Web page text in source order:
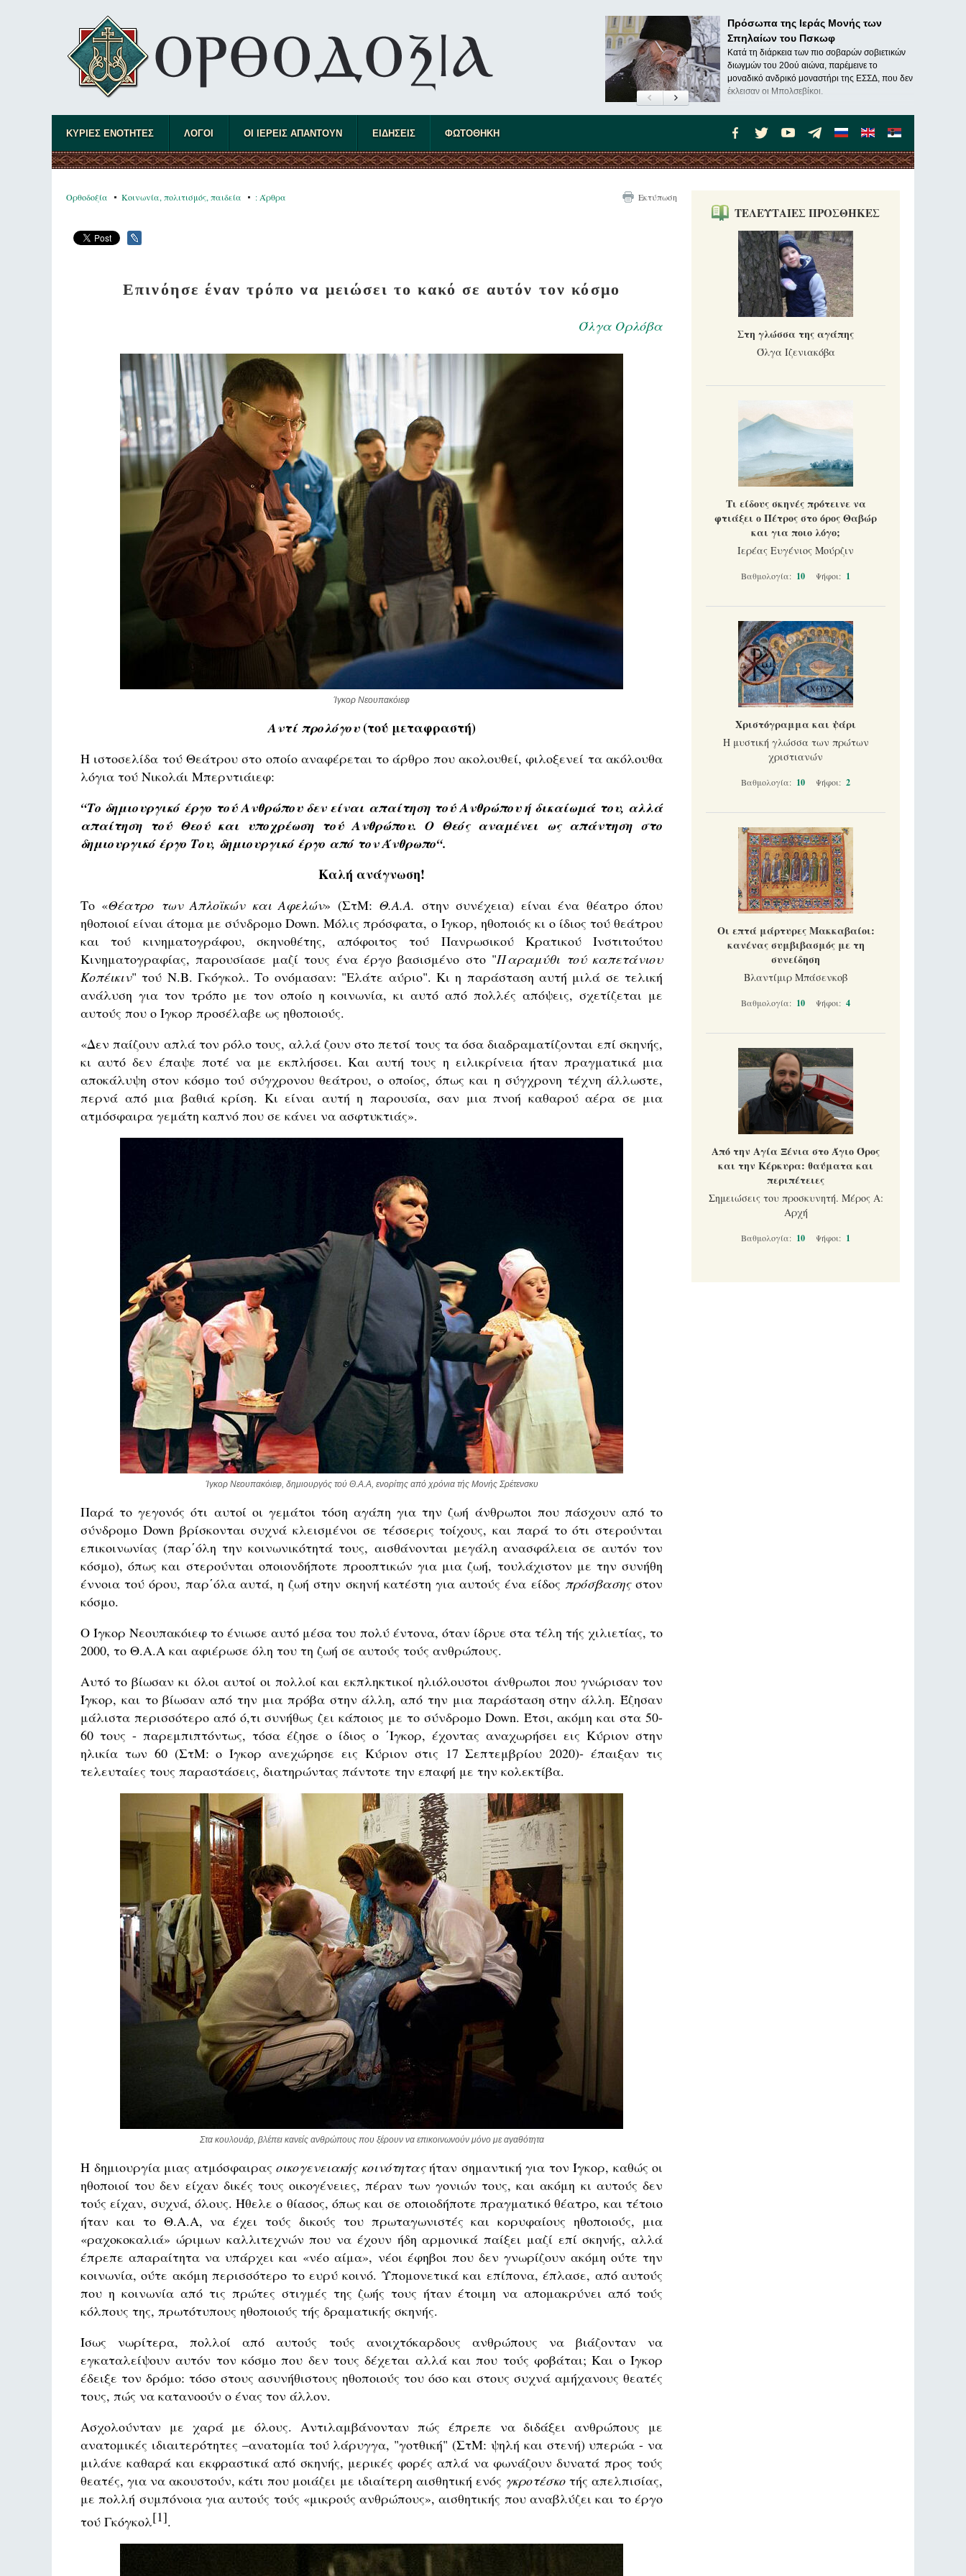
Πρόσωπα της Ιεράς Μονής των
Σπηλαίων του Πσκωφ
Κατά τη διάρκεια των πιο σοβαρών σοβιετικών
διωγμών του 20ού αιώνα, παρέμεινε το
μοναδικό ανδρικό μοναστήρι της ΕΣΣΔ, που δεν
έκλεισαν οι Μπολσεβίκοι.
ΚΥΡΙΕΣ ΕΝΟΤΗΤΕΣ ΛΟΓΟΙ ΟΙ ΙΕΡΕΙΣ ΑΠΑΝΤΟΥΝ ΕΙΔΗΣΕΙΣ ΦΩΤΟΘΗΚΗ
Ορθοδοξία Κοινωνία, πολιτισμός, παιδεία : Άρθρα Εκτύπωση
Επινόησε έναν τρόπο να μειώσει το κακό σε αυτόν τον κόσμο
Όλγα Ορλόβα
Ίγκορ Νεουπακόιεφ
Αντί προλόγου(τού μεταφραστή)
Η ιστοσελίδα τού Θεάτρου στο οποίο αναφέρεται το άρθρο που ακολουθεί, φιλοξενεί τα ακόλουθα
λόγια τού Νικολάι Μπερντιάιεφ:
“Το δημιουργικό έργο τού Ανθρώπου δεν είναι απαίτηση τού Ανθρώπου ή δικαίωμά του, αλλά
απαίτηση τού Θεού και υποχρέωση τού Ανθρώπου. Ο Θεός αναμένει ως απάντηση στο
δημιουργικό έργο Του, δημιουργικό έργο από τον Άνθρωπο“.
Καλή ανάγνωση!
Tο «Θέατρο των Απλοϊκών και Αφελών» (ΣτΜ: Θ.Α.Α. στην συνέχεια) είναι ένα θέατρο όπου
ηθοποιοί είναι άτομα με σύνδρομο Down. Μόλις πρόσφατα, ο Ίγκορ, ηθοποιός κι ο ίδιος τού θεάτρου
και τού κινηματογράφου, σκηνοθέτης, απόφοιτος τού Πανρωσικού Κρατικού Ινστιτούτου
Κινηματογραφίας, παρουσίασε μαζί τους ένα έργο βασισμένο στο "Παραμύθι τού καπετάνιου
Κοπέικιν" τού N.Β. Γκόγκολ. Το ονόμασαν: "Ελάτε αύριο". Κι η παράσταση αυτή μιλά σε τελική
ανάλυση για τον τρόπο με τον οποίο η κοινωνία, κι αυτό από πολλές απόψεις, σχετίζεται με
αυτούς που ο Ίγκορ προσέλαβε ως ηθοποιούς.
«Δεν παίζουν απλά τον ρόλο τους, αλλά ζουν στο πετσί τους τα όσα διαδραματίζονται επί σκηνής,
κι αυτό δεν έπαψε ποτέ να με εκπλήσσει. Και αυτή τους η ειλικρίνεια ήταν πραγματικά μια
αποκάλυψη στον κόσμο τού σύγχρονου θεάτρου, ο οποίος, όπως και η σύγχρονη τέχνη άλλωστε,
περνά από μια βαθιά κρίση. Κι είναι αυτή η παρουσία, σαν μια πνοή καθαρού αέρα σε μια
ατμόσφαιρα γεμάτη καπνό που σε κάνει να ασφτυκτιάς».
Ίγκορ Νεουπακόιεφ, δημιουργός τού Θ.Α.Α, ενορίτης από χρόνια τής Μονής Σρέτενσκυ
Παρά το γεγονός ότι αυτοί οι γεμάτοι τόση αγάπη για την ζωή άνθρωποι που πάσχουν από το
σύνδρομο Down βρίσκονται συχνά κλεισμένοι σε τέσσερις τοίχους, και παρά το ότι στερούνται
επικοινωνίας (παρ΄όλη την κοινωνικότητά τους, αισθάνονται μεγάλη ανασφάλεια σε αυτόν τον
κόσμο), όπως και στερούνται οποιονδήποτε προοπτικών για μια ζωή, τουλάχιστον με την συνήθη
έννοια τού όρου, παρ΄όλα αυτά, η ζωή στην σκηνή κατέστη για αυτούς ένα είδος πρόσβασηςστον
κόσμο.
Ο Ίγκορ Νεουπακόιεφ το ένιωσε αυτό μέσα του πολύ έντονα, όταν ίδρυε στα τέλη τής χιλιετίας, το
2000, το Θ.Α.Α και αφιέρωσε όλη του τη ζωή σε αυτούς τούς ανθρώπους.
Αυτό το βίωσαν κι όλοι αυτοί οι πολλοί και εκπληκτικοί ηλιόλουστοι άνθρωποι που γνώρισαν τον
Ίγκορ, και το βίωσαν από την μια πρόβα στην άλλη, από την μια παράσταση στην άλλη. Έζησαν
μάλιστα περισσότερο από ό,τι συνήθως ζει κάποιος με το σύνδρομο Down. Έτσι, ακόμη και στα 50-
60 τους - παρεμπιπτόντως, τόσα έζησε ο ίδιος ο ΄Ιγκορ, έχοντας αναχωρήσει εις Κύριον στην
ηλικία των 60 (ΣτΜ: ο Ίγκορ ανεχώρησε εις Κύριον στις 17 Σεπτεμβρίου 2020)- έπαιξαν τις
τελευταίες τους παραστάσεις, διατηρώντας πάντοτε την επαφή με την κολεκτίβα.
Στα κουλουάρ, βλέπει κανείς ανθρώπους που ξέρουν να επικοινωνούν μόνο με αγαθότητα
Η δημιουργία μιας ατμόσφαιρας οικογενειακής κοινότηταςήταν σημαντική για τον Ίγκορ, καθώς οι
ηθοποιοί του δεν είχαν δικές τους οικογένειες, πέραν των γονιών τους, και ακόμη κι αυτούς δεν
τούς είχαν, συχνά, όλους. Ήθελε ο θίασος, όπως και σε οποιοδήποτε πραγματικό θέατρο, και τέτοιο
ήταν και το Θ.Α.Α, να έχει τούς δικούς του πρωταγωνιστές και κορυφαίους ηθοποιούς, μια
«ραχοκοκαλιά» ώριμων καλλιτεχνών που να έχουν ήδη αρμονικά παίξει μαζί επί σκηνής, αλλά
έπρεπε απαραίτητα να υπάρχει και «νέο αίμα», νέοι έφηβοι που δεν γνωρίζουν ακόμη ούτε την
κοινωνία, ούτε ακόμη περισσότερο το ευρύ κοινό. Υπομονετικά και επίπονα, έπλασε, από αυτούς
που η κοινωνία από τις πρώτες στιγμές της ζωής τους ήταν έτοιμη να απομακρύνει από τούς
κόλπους της, πρωτότυπους ηθοποιούς τής δραματικής σκηνής.
Ίσως νωρίτερα, πολλοί από αυτούς τούς ανοιχτόκαρδους ανθρώπους να βιάζονταν να
εγκαταλείψουν αυτόν τον κόσμο που δεν τους δέχεται αλλά και που τούς φοβάται; Και ο Ίγκορ
έδειξε τον δρόμο: τόσο στους ασυνήθιστους ηθοποιούς του όσο και στους συχνά αμήχανους θεατές
τους, πώς να κατανοούν ο ένας τον άλλον.
Ασχολούνταν με χαρά με όλους. Αντιλαμβάνονταν πώς έπρεπε να διδάξει ανθρώπους με
ανατομικές ιδιαιτερότητες –ανατομία τού λάρυγγα, "γοτθική" (ΣτΜ: ψηλή και στενή) υπερώα - να
μιλάνε καθαρά και εκφραστικά από σκηνής, μερικές φορές απλά να φωνάζουν δυνατά προς τούς
θεατές, για να ακουστούν, κάτι που μοιάζει με ιδιαίτερη αισθητική ενός γκροτέσκοτής απελπισίας,
με πολλή συμπόνοια για αυτούς τούς «μικρούς ανθρώπους», αισθητικής που αναβλύζει και το έργο
τού Γκόγκολ[1].
ΤΕΛΕΥΤΑΙΕΣ ΠΡΟΣΘΗΚΕΣ
Στη γλώσσα της αγάπης
Όλγα Ιζενιακόβα
Τι είδους σκηνές πρότεινε να
φτιάξει ο Πέτρος στο όρος Θαβώρ
και για ποιο λόγο;
Ιερέας Ευγένιος Μούρζιν
Βαθμολογία: 10 Ψήφοι: 1
Χριστόγραμμα και ψάρι
Η μυστική γλώσσα των πρώτων
χριστιανών
Βαθμολογία: 10 Ψήφοι: 2
Οι επτά μάρτυρες Μακκαβαίοι:
κανένας συμβιβασμός με τη
συνείδηση
Βλαντίμιρ Μπάσενκοβ
Βαθμολογία: 10 Ψήφοι: 4
Από την Αγία Ξένια στο Άγιο Όρος
και την Κέρκυρα: θαύματα και
περιπέτειες
Σημειώσεις του προσκυνητή. Μέρος Α:
Αρχή
Βαθμολογία: 10 Ψήφοι: 1